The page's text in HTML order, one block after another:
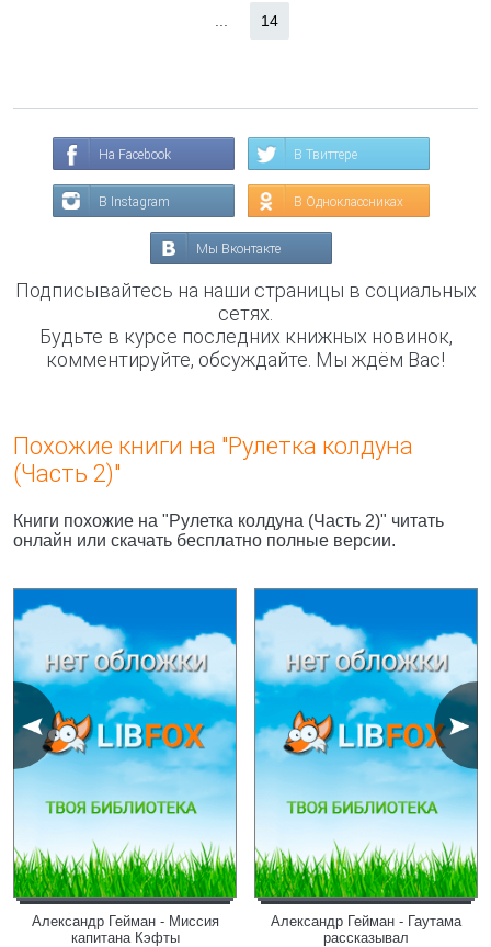
14
На Facebook В Твиттере
В Instagram В Одноклассниках
Мы Вконтакте
Подписывайтесь на наши страницы в социальных
сетях.
Будьте в курсе последних книжных новинок,
комментируйте, обсуждайте. Мы ждём Вас!
Похожие книги на "Рулетка колдуна
(Часть 2)"
Книги похожие на "Рулетка колдуна (Часть 2)" читать
онлайн или скачать бесплатно полные версии.
Александр Гейман - Миссия
капитана Кэфты
Александр Гейман - Гаутама
рассказывал